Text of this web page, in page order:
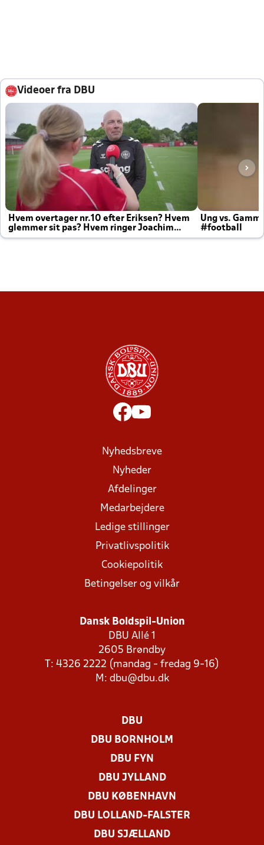
Videoer fra DBU
Hvem overtager nr.10 efter Eriksen? Hvem
glemmer sit pas? Hvem ringer Joachim
altid til efter kampe?
Ung vs.
#football
Nyhedsbreve
Nyheder
Afdelinger
Medarbejdere
Ledige stillinger
Privatlivspolitik
Cookiepolitik
Betingelser og vilkår
Dansk Boldspil-Union
DBU Allé 1
2605 Brøndby
T: 4326 2222 (mandag - fredag 9-16)
M: dbu@dbu.dk
DBU
DBU BORNHOLM
DBU FYN
DBU JYLLAND
DBU KØBENHAVN
DBU LOLLAND-FALSTER
DBU SJÆLLAND